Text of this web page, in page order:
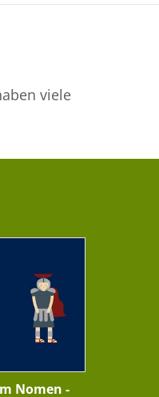
viele
Nomen -